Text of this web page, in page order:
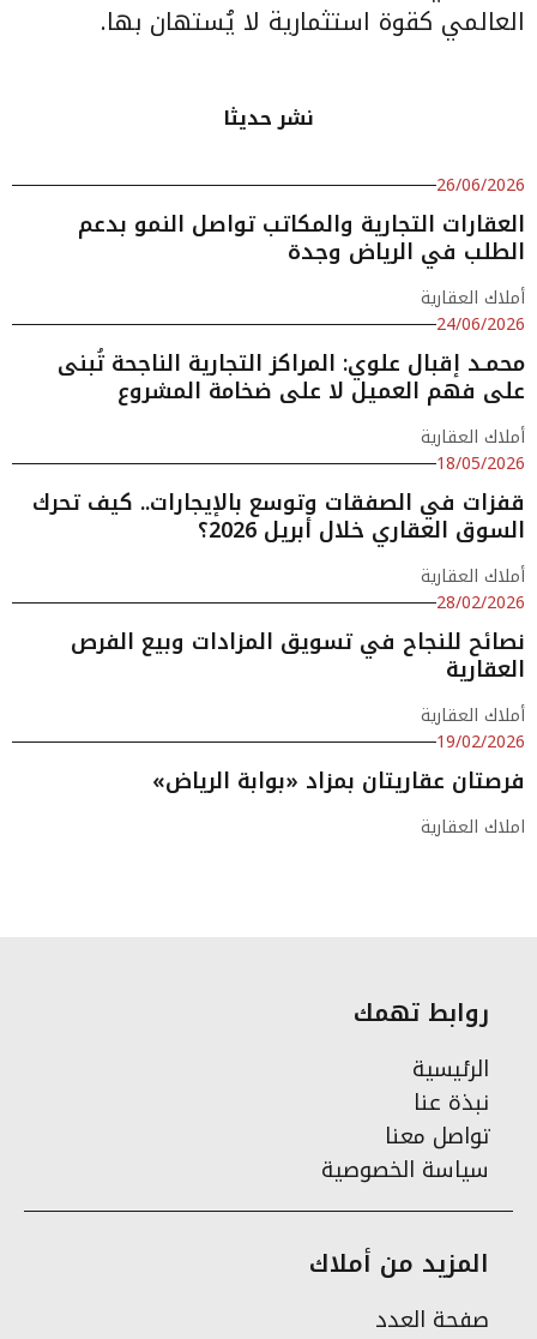
العالمي كقوة استثمارية لا يُستهان بها.
نشر حديثا
26/06/2026
العقارات التجارية والمكاتب تواصل النمو بدعم
الطلب في الرياض وجدة
أملاك العقارية
24/06/2026
محمـد إقبال علوي: المراكز التجارية الناجحة تُبنى
على فهم العميل لا على ضخامة المشروع
أملاك العقارية
18/05/2026
قفزات في الصفقات وتوسع بالإيجارات.. كيف تحرك
السوق العقاري خلال أبريل 2026؟
أملاك العقارية
28/02/2026
نصائح للنجاح في تسويق المزادات وبيع الفرص
العقارية
أملاك العقارية
19/02/2026
فرصتان عقاريتان بمزاد «بوابة الرياض»
املاك العقارية
روابط تهمك
الرئيسية
نبذة عنا
تواصل معنا
سياسة الخصوصية
المزيد من أملاك
صفحة العدد